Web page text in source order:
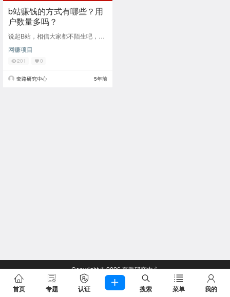
b站赚钱的方式有哪些？用
户数量多吗？
说起B站，相信大家都不陌生吧，作
的源泉。b站里面的UP主通过视频都
是可以赚钱的
网赚项目
201 0
套路研究中心 5年前
Copyright © 2026套路研究中心
查询 55 次，耗时 0.2832 秒
首页 专题 认证 搜索 菜单 我的